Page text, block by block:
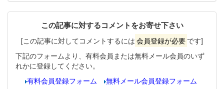
この記事に対するコメントをお寄せ下さい
[この記事に対してコメントするには 会員登録が必要 です]
下記のフォームより、有料会員または無料メール会員のいず
れかに登録してください。
有料会員登録フォーム
無料メール会員登録フォーム